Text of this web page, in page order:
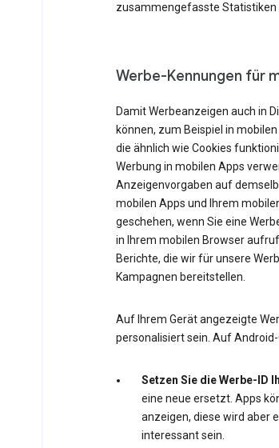
zusammengefasste Statistiken
Werbe-Kennungen für
Damit Werbeanzeigen auch in
können, zum Beispiel in
die ähnlich wie Cookies
Werbung in mobilen Apps
Anzeigenvorgaben auf
mobilen Apps und Ihrem
geschehen, wenn Sie eine
in Ihrem mobilen Browser
Berichte, die wir für unsere
Kampagnen bereitstellen.
Auf Ihrem Gerät angezeigte
personalisiert sein. Auf
Setzen Sie die Werbe-ID
eine neue ersetzt. Apps
anzeigen, diese wird aber
interessant sein.